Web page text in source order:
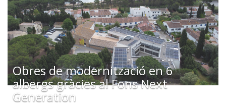
Obres de modernització en 6
albergs gràcies al Fons Next
Generation